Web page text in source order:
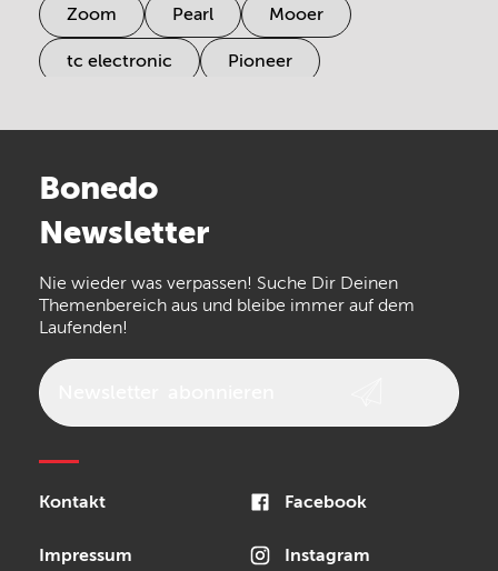
Zoom Pearl Mooer
tc electronic Pioneer
Arturia
the t.bone
Walrus Audio Epiphone
Bonedo
Newsletter
Nie wieder was verpassen! Suche Dir Deinen
Themenbereich aus und bleibe immer auf dem
Laufenden!
Kontakt
Impressum
Facebook
Instagram